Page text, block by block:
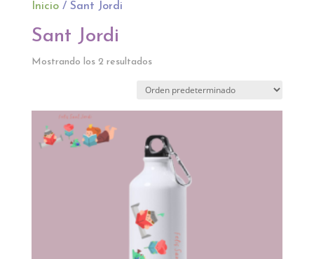
Inicio/ Sant Jordi
Sant Jordi
Mostrando los 2 resultados